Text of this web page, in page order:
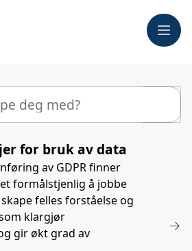
Meny
Søk
for bruk av data
av GDPR finner
formålstjenlig å jobbe
felles forståelse og
klargjør
gir økt grad av